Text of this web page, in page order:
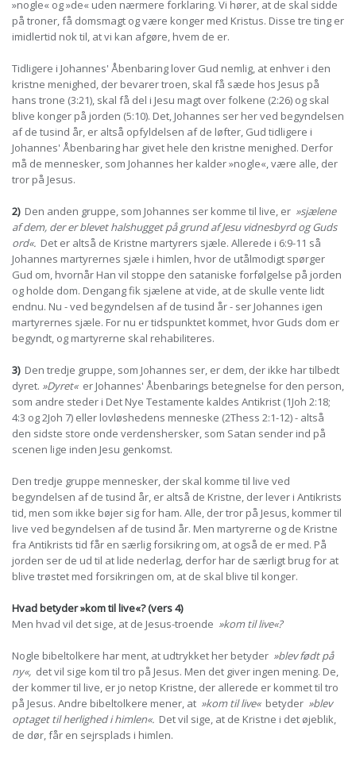
»nogle« og »de« uden nærmere forklaring. Vi hører, at de skal sidde
på troner, få domsmagt og være konger med Kristus. Disse tre ting er
imidlertid nok til, at vi kan afgøre, hvem de er.
Tidligere i Johannes' Åbenbaring lover Gud nemlig, at enhver i den
kristne menighed, der bevarer troen, skal få sæde hos Jesus på
hans trone (3:21), skal få del i Jesu magt over folkene (2:26) og skal
blive konger på jorden (5:10). Det, Johannes ser her ved begyndelsen
af de tusind år, er altså opfyldelsen af de løfter, Gud tidligere i
Johannes' Åbenbaring har givet hele den kristne menighed. Derfor
må de mennesker, som Johannes her kalder »nogle«, være alle, der
tror på Jesus.
2) Den anden gruppe, som Johannes ser komme til live, er »sjælene
af dem, der er blevet halshugget på grund af Jesu vidnesbyrd og Guds
ord«. Det er altså de Kristne martyrers sjæle. Allerede i 6:9-11 så
Johannes martyrernes sjæle i himlen, hvor de utålmodigt spørger
Gud om, hvornår Han vil stoppe den sataniske forfølgelse på jorden
og holde dom. Dengang fik sjælene at vide, at de skulle vente lidt
endnu. Nu - ved begyndelsen af de tusind år - ser Johannes igen
martyrernes sjæle. For nu er tidspunktet kommet, hvor Guds dom er
begyndt, og martyrerne skal rehabiliteres.
3) Den tredje gruppe, som Johannes ser, er dem, der ikke har tilbedt
dyret. »Dyret« er Johannes' Åbenbarings betegnelse for den person,
som andre steder i Det Nye Testamente kaldes Antikrist (1Joh 2:18;
4:3 og 2Joh 7) eller lovløshedens menneske (2Thess 2:1-12) - altså
den sidste store onde verdenshersker, som Satan sender ind på
scenen lige inden Jesu genkomst.
Den tredje gruppe mennesker, der skal komme til live ved
begyndelsen af de tusind år, er altså de Kristne, der lever i Antikrists
tid, men som ikke bøjer sig for ham. Alle, der tror på Jesus, kommer til
live ved begyndelsen af de tusind år. Men martyrerne og de Kristne
fra Antikrists tid får en særlig forsikring om, at også de er med. På
jorden ser de ud til at lide nederlag, derfor har de særligt brug for at
blive trøstet med forsikringen om, at de skal blive til konger.
Hvad betyder »kom til live«? (vers 4)
Men hvad vil det sige, at de Jesus-troende »kom til live«?
Nogle bibeltolkere har ment, at udtrykket her betyder »blev født på
ny«, det vil sige kom til tro på Jesus. Men det giver ingen mening. De,
der kommer til live, er jo netop Kristne, der allerede er kommet til tro
på Jesus. Andre bibeltolkere mener, at »kom til live« betyder »blev
optaget til herlighed i himlen«. Det vil sige, at de Kristne i det øjeblik,
de dør, får en sejrsplads i himlen.